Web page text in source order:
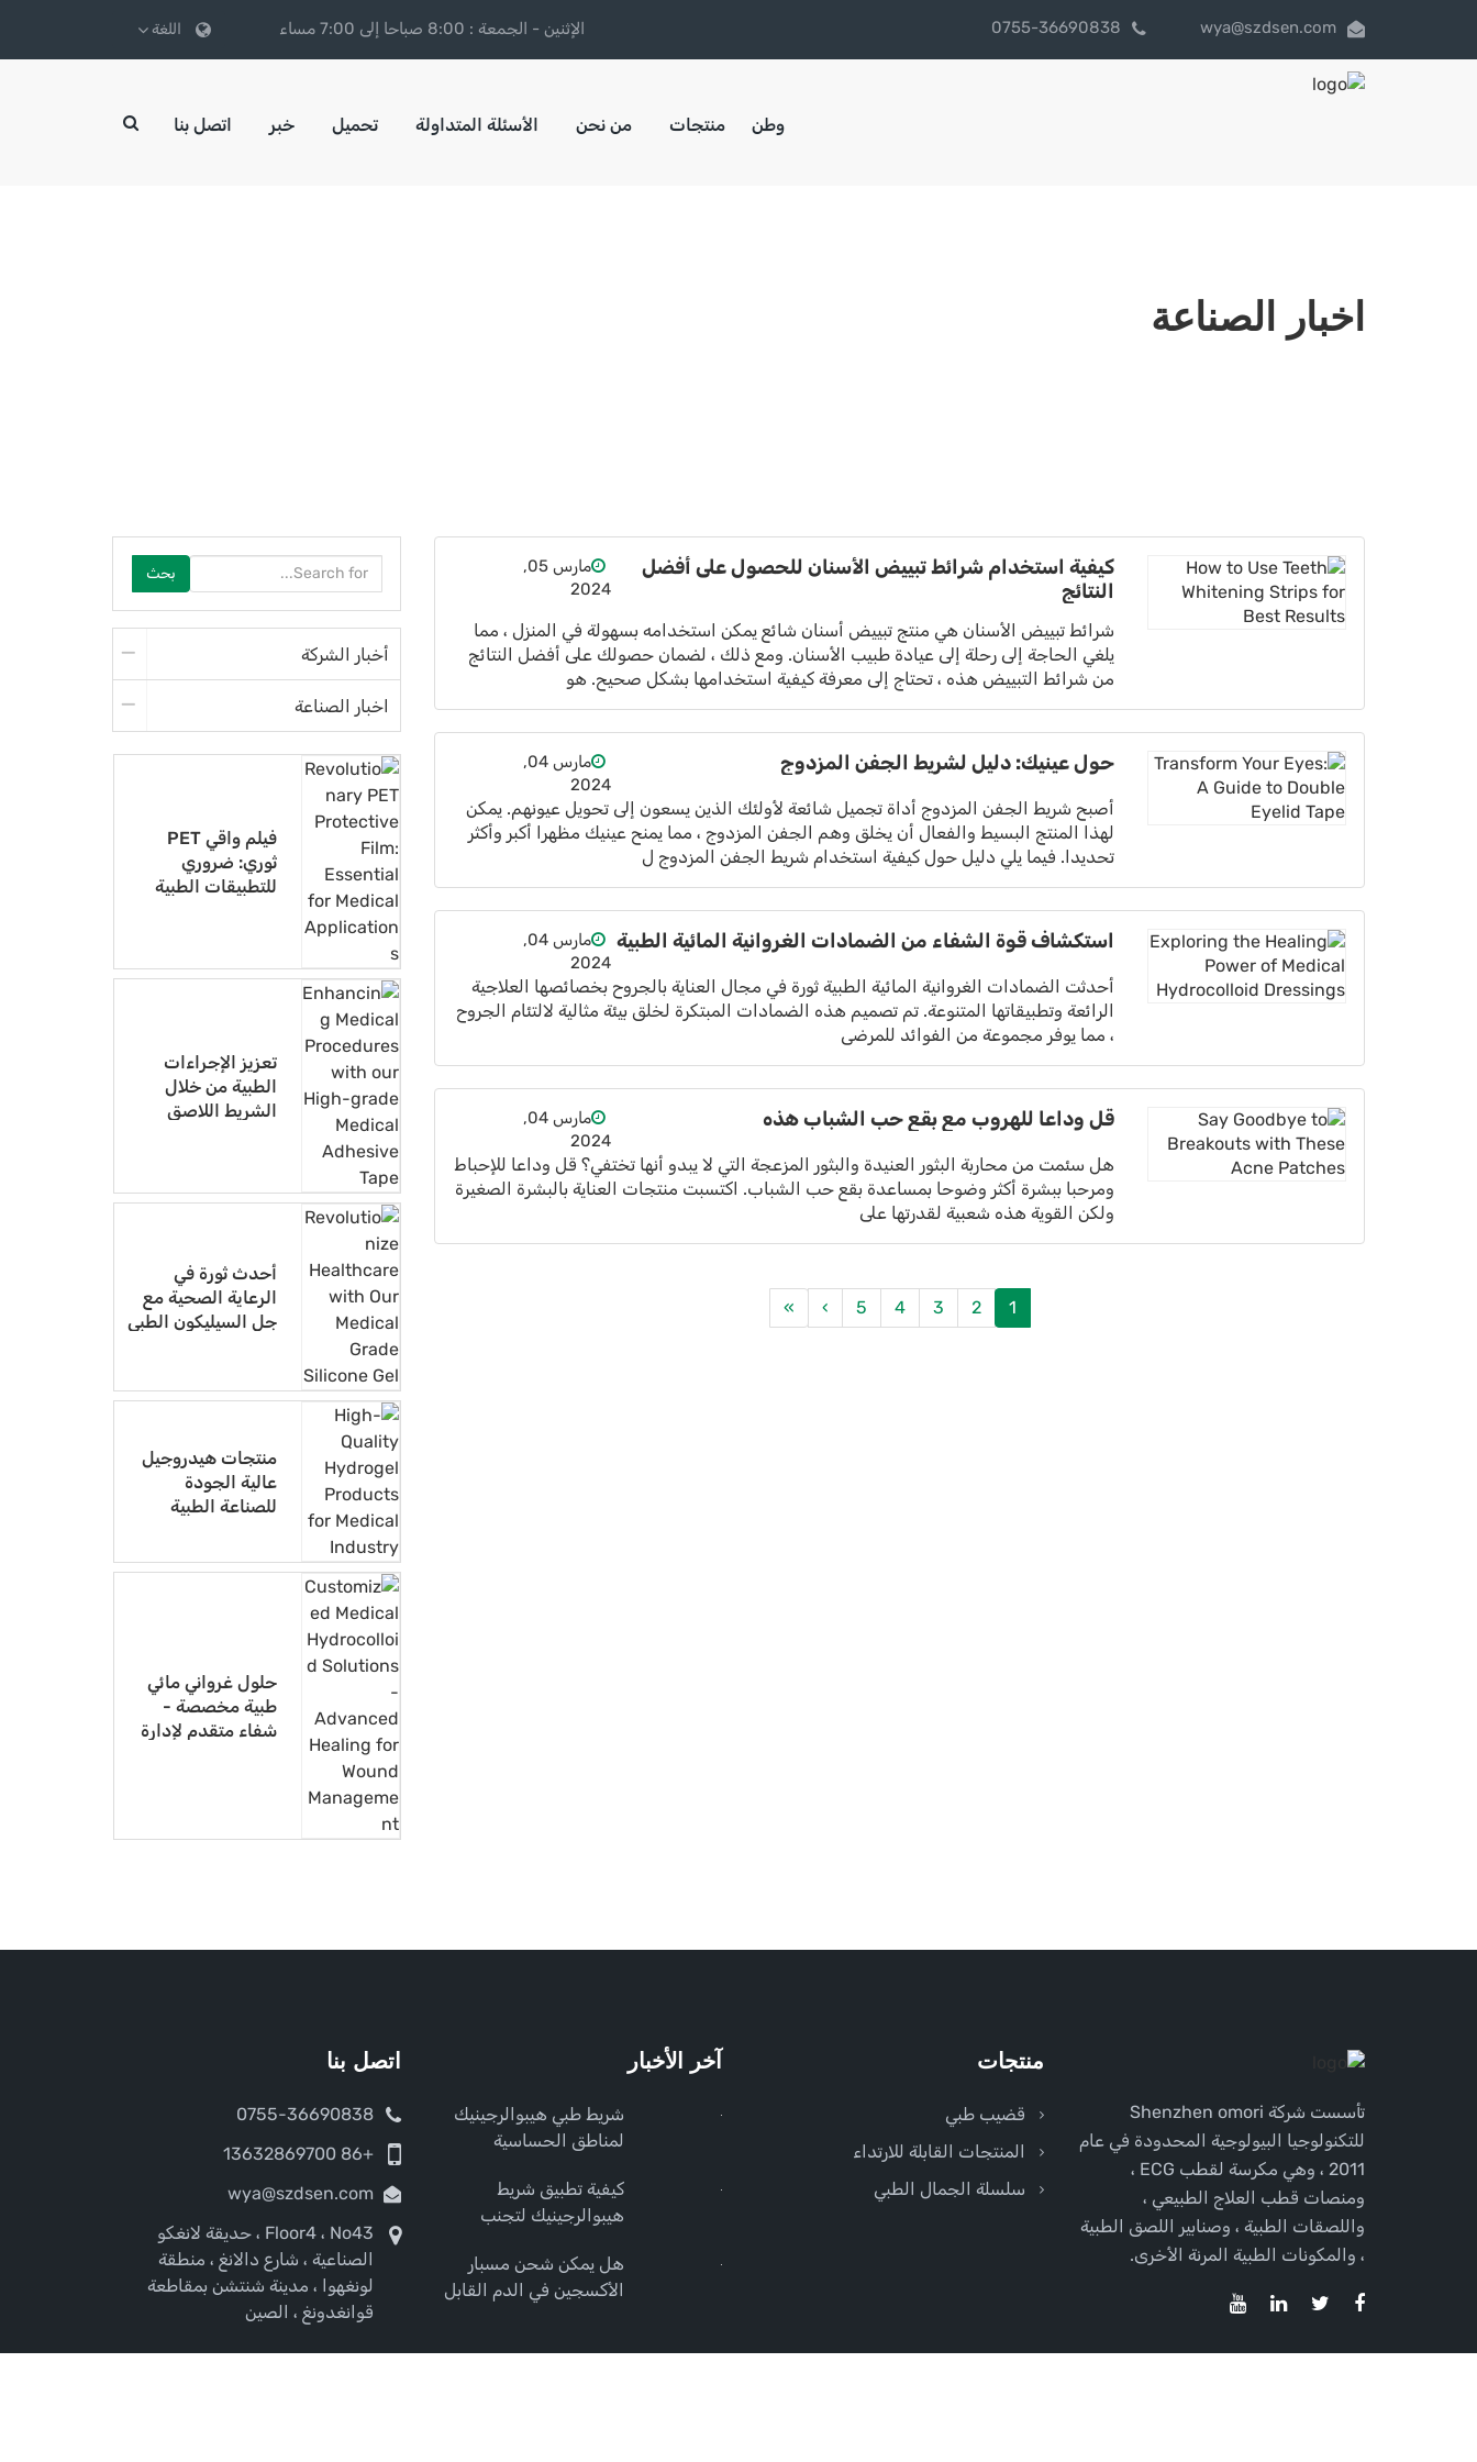
wya@szdsen.com
0755-36690838 الإثنين - الجمعة : 8:00 صباحا إلى 7:00 مساء اللغة
وطن منتجات من نحن الأسئلة المتداولة تحميل خبر اتصل بنا
اخبار الصناعة
كيفية استخدام شرائط تبييض الأسنان للحصول على أفضل
النتائج
مارس 05,
2024
شرائط تبييض الأسنان هي منتج تبييض أسنان شائع يمكن استخدامه بسهولة في المنزل ، مما
يلغي الحاجة إلى رحلة إلى عيادة طبيب الأسنان. ومع ذلك ، لضمان حصولك على أفضل النتائج
من شرائط التبييض هذه ، تحتاج إلى معرفة كيفية استخدامها بشكل صحيح. هو
حول عينيك: دليل لشريط الجفن المزدوج
مارس 04,
2024
أصبح شريط الجفن المزدوج أداة تجميل شائعة لأولئك الذين يسعون إلى تحويل عيونهم. يمكن
لهذا المنتج البسيط والفعال أن يخلق وهم الجفن المزدوج ، مما يمنح عينيك مظهرا أكبر وأكثر
تحديدا. فيما يلي دليل حول كيفية استخدام شريط الجفن المزدوج ل
استكشاف قوة الشفاء من الضمادات الغروانية المائية الطبية
مارس 04,
2024
أحدثت الضمادات الغروانية المائية الطبية ثورة في مجال العناية بالجروح بخصائصها العلاجية
الرائعة وتطبيقاتها المتنوعة. تم تصميم هذه الضمادات المبتكرة لخلق بيئة مثالية لالتئام الجروح
، مما يوفر مجموعة من الفوائد للمرضى
قل وداعا للهروب مع بقع حب الشباب هذه
مارس 04,
2024
هل سئمت من محاربة البثور العنيدة والبثور المزعجة التي لا يبدو أنها تختفي؟ قل وداعا للإحباط
ومرحبا ببشرة أكثر وضوحا بمساعدة بقع حب الشباب. اكتسبت منتجات العناية بالبشرة الصغيرة
ولكن القوية هذه شعبية لقدرتها على
1
2
3
4
5
›
»
بحث
أخبار الشركة
اخبار الصناعة
فيلم واقي PET
ثوري: ضروري
للتطبيقات الطبية
تعزيز الإجراءات
الطبية من خلال
الشريط اللاصق
أحدث ثورة في
الرعاية الصحية مع
جل السيليكون الطبي
منتجات هيدروجيل
عالية الجودة
للصناعة الطبية
حلول غرواني مائي
طبية مخصصة -
شفاء متقدم لإدارة
تأسست شركة Shenzhen omori
للتكنولوجيا البيولوجية المحدودة في عام
2011 ، وهي مكرسة لقطب ECG ،
ومنصات قطب العلاج الطبيعي ،
واللصقات الطبية ، وصنابير اللصق الطبية
، والمكونات الطبية المرنة الأخرى.
منتجات
قضيب طبي
المنتجات القابلة للارتداء
سلسلة الجمال الطبي
آخر الأخبار
شريط طبي هيبوالرجينيك
لمناطق الحساسية
كيفية تطبيق شريط
هيبوالرجينيك لتجنب
هل يمكن شحن مسبار
الأكسجين في الدم القابل
اتصل بنا
0755-36690838
+86 13632869700
wya@szdsen.com
Floor4 ، No43 ، حديقة لانغكو
الصناعية ، شارع دالانغ ، منطقة
لونغهوا ، مدينة شنتشن بمقاطعة
قوانغدونغ ، الصين